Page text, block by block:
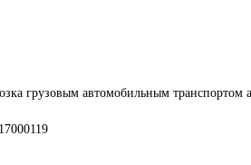
грузовым автомобильным транспортом